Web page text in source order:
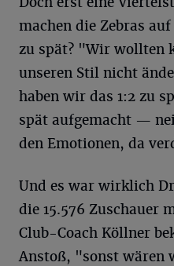
machen die Zebras
zu spät? "Wir wollten
unseren Stil nicht
haben wir das 1:2 zu
spät aufgemacht —
den Emotionen, da
Und es war wirklich
die 15.576 Zuschauer
Club-Coach Köllner
Anstoß, "sonst wären